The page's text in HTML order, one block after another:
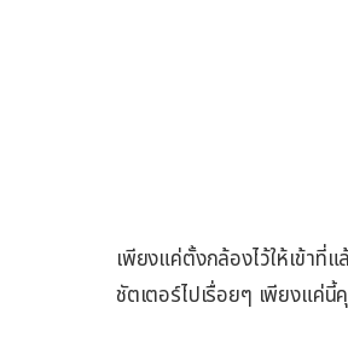
เพียงแค่ตั้งกล้องไว้ให้เข้า
ชัตเตอร์ไปเรื่อยๆ เพียงแค่